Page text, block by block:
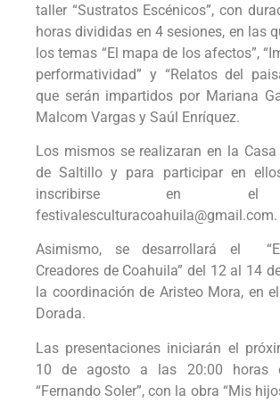
taller “Sustratos Escénicos”, con
horas divididas en 4 sesiones, en las
los temas “El mapa de los afectos”,
performatividad” y “Relatos del
que serán impartidos por Mariana
Malcom Vargas y Saúl Enríquez.
Los mismos se realizaran en la
de Saltillo y para participar en
inscribirse en el
festivalesculturacoahuila@gmail.com.
Asimismo, se desarrollará el
Creadores de Coahuila” del 12 al 14
la coordinación de Aristeo Mora, en
Dorada.
Las presentaciones iniciarán el
10 de agosto a las 20:00 horas
“Fernando Soler”, con la obra “Mis